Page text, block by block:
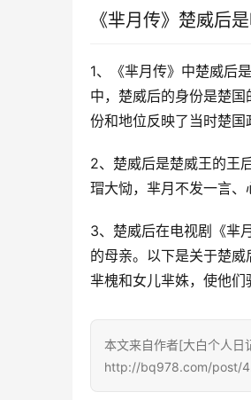
《芈月传》楚威后
1、《芈月传》中楚威后
中，楚威后的身份是楚
份和地位反映了当时楚国
2、楚威后是楚威王的王
瑁大恸，芈月不发一言、
3、楚威后在电视剧《芈
的母亲。以下是关于楚
芈槐和女儿芈姝，使他们
本文来自作者[大白个人日
http://bq978.com/post/